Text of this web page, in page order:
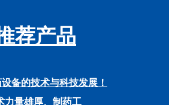
荐产品
备的技术与科技发展！
力量雄厚、制药工